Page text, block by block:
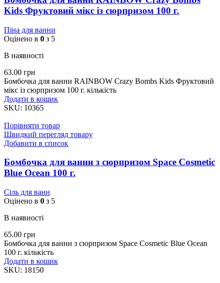
Kids Фруктовий мікс із сюрпризом 100 г.
Піна для ванни
Оцінено в 0 з 5
В наявності
63.00 грн
Бомбочка для ванни RAINBOW Crazy Bombs Kids Фруктовий
мікс із сюрпризом 100 г. кількість
Додати в кошик
SKU: 10365
Порівняти товар
Швидкий перегляд товару
Добавити в список
Бомбочка для ванни з сюрпризом Space Cosmetic
Blue Ocean 100 г.
Сіль для ванн
Оцінено в 0 з 5
В наявності
65.00 грн
Бомбочка для ванни з сюрпризом Space Cosmetic Blue Ocean
100 г. кількість
Додати в кошик
SKU: 18150